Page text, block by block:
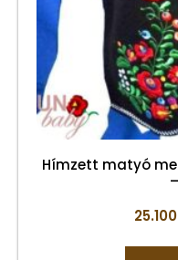
Hímzett matyó
25.100